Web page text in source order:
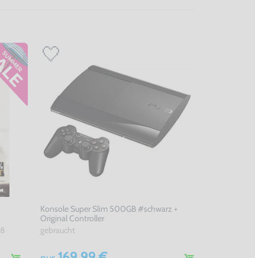
Konsole Super Slim 500GB #schwarz +
Original Controller
gebraucht